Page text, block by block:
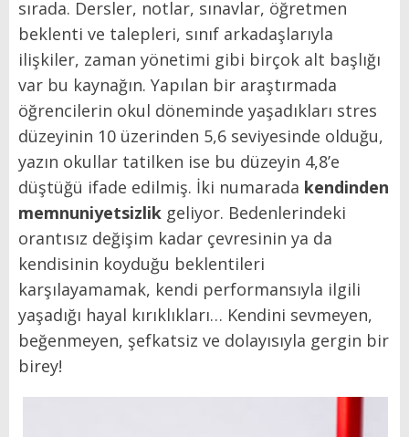
sırada. Dersler, notlar, sınavlar, öğretmen
beklenti ve talepleri, sınıf arkadaşlarıyla
ilişkiler, zaman yönetimi gibi birçok alt başlığı
var bu kaynağın. Yapılan bir araştırmada
öğrencilerin okul döneminde yaşadıkları stres
düzeyinin 10 üzerinden 5,6 seviyesinde olduğu,
yazın okullar tatilken ise bu düzeyin 4,8’e
düştüğü ifade edilmiş. İki numarada kendinden
memnuniyetsizlik geliyor. Bedenlerindeki
orantısız değişim kadar çevresinin ya da
kendisinin koyduğu beklentileri
karşılayamamak, kendi performansıyla ilgili
yaşadığı hayal kırıklıkları… Kendini sevmeyen,
beğenmeyen, şefkatsiz ve dolayısıyla gergin bir
birey!